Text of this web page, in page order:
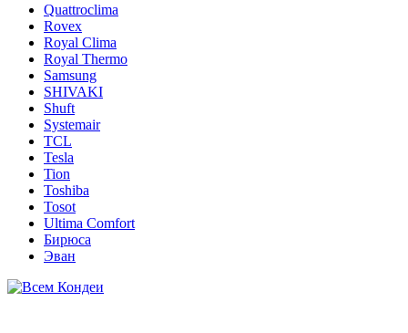
Quattroclima
Rovex
Royal Clima
Royal Thermo
Samsung
SHIVAKI
Shuft
Systemair
TCL
Tesla
Tion
Toshiba
Tosot
Ultima Comfort
Бирюса
Эван